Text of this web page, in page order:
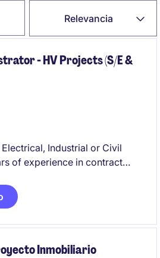
Relevancia
- HV Projects (S/E &
Industrial or Civil
of experience in contract
and/or HV lines) to be
EPC projects of the
Inmobiliario